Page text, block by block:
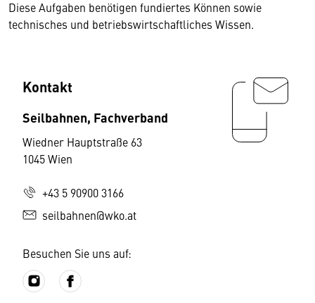
Diese Aufgaben benötigen fundiertes Können sowie
technisches und betriebswirtschaftliches Wissen.
Kontakt
Seilbahnen, Fachverband
Wiedner Hauptstraße 63
1045 Wien
+43 5 90900 3166
seilbahnen@wko.at
Besuchen Sie uns auf: